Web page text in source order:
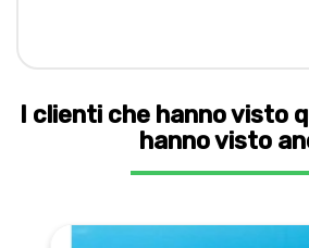
I clienti che hanno visto
hanno visto